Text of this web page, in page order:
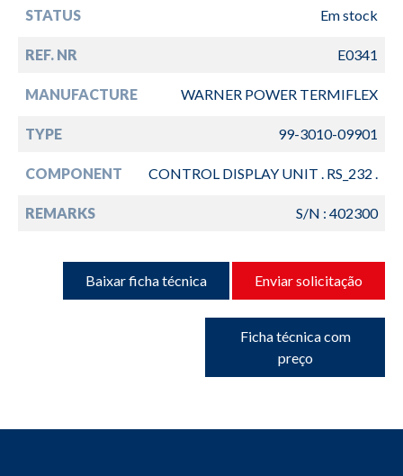
STATUS Em stock
REF. NR E0341
MANUFACTURE WARNER POWER TERMIFLEX
TYPE 99-3010-09901
COMPONENT CONTROL DISPLAY UNIT . RS_232 .
REMARKS S/N : 402300
Baixar ficha técnica Enviar solicitação
Ficha técnica com
preço